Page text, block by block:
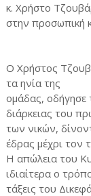
κ. Χρήστο
στην προσωπική
Ο Χρήστος
τα ηνία της
ομάδας,
διάρκειας του
των νικών,
έδρας μέχρι τον
Η απώλεια του
ιδιαίτερα ο
τάξεις του